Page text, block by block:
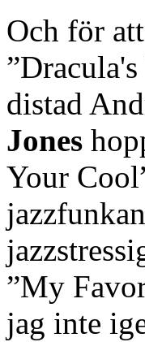
Och för
distad
Jones
Your
”My
jag inte